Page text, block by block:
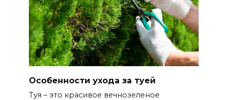
Особенности ухода за туей
Туя – это красивое вечнозеленое